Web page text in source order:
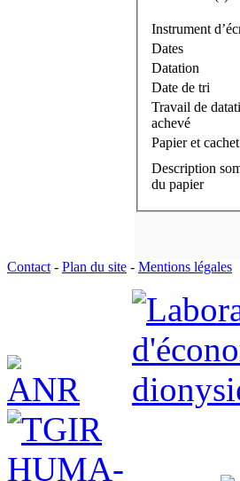
Instrument
Dates
Datation
Date de tri
Travail de
achevé
Papier et cachet
Description
du papier
Contact - Plan du site - Mentions légales